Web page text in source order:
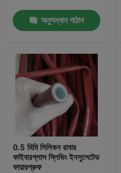
মান নিয়ন্ত্রণ
উদ্ধৃতির জন্য আবেদন
নমনীয় পিভিসি টিউবিং
তাপ সঙ্কুচিত নল
ঢেউখেলান নমনীয় টিউবিং
অনুসন্ধান পাঠান
0.5 মিমি সিলিকন রাবার
ফাইবারগ্লাস স্লিভিং ইনসুলেটেড
ফায়ারপ্রুফ